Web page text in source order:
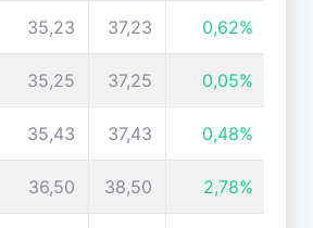
35,23 37,23 0,62%
35,25 37,25 0,05%
35,43 37,43 0,48%
36,50 38,50 2,78%